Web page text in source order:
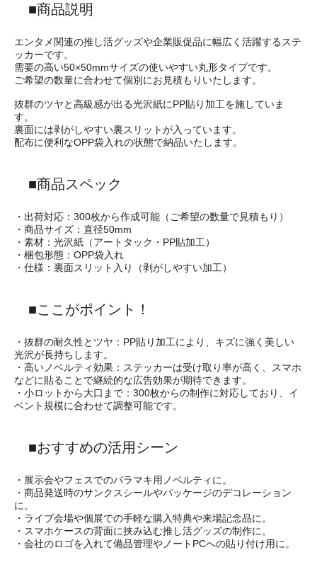
■商品説明
エンタメ関連の推し活グッズや企業販促品に幅広く活躍するステ
ッカーです。
需要の高い50×50mmサイズの使いやすい丸形タイプです。
ご希望の数量に合わせて個別にお見積もりいたします。
抜群のツヤと高級感が出る光沢紙にPP貼り加工を施していま
す。
裏面には剥がしやすい裏スリットが入っています。
配布に便利なOPP袋入れの状態で納品いたします。
■商品スペック
・出荷対応：300枚から作成可能（ご希望の数量で見積もり）
・商品サイズ：直径50mm
・素材：光沢紙（アートタック・PP貼加工）
・梱包形態：OPP袋入れ
・仕様：裏面スリット入り（剥がしやすい加工）
■ここがポイント！
・抜群の耐久性とツヤ：PP貼り加工により、キズに強く美しい
光沢が長持ちします。
・高いノベルティ効果：ステッカーは受け取り率が高く、スマホ
などに貼ることで継続的な広告効果が期待できます。
・小ロットから大口まで：300枚からの制作に対応しており、イ
ベント規模に合わせて調整可能です。
■おすすめの活用シーン
・展示会やフェスでのバラマキ用ノベルティに。
・商品発送時のサンクスシールやパッケージのデコレーション
に。
・ライブ会場や個展での手軽な購入特典や来場記念品に。
・スマホケースの背面に挟み込む推し活グッズの制作に。
・会社のロゴを入れて備品管理やノートPCへの貼り付け用に。